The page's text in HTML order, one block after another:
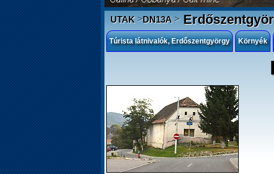
UTAK>DN13A>
Túrista látnivalók, Erdőszentgyörgy Környék